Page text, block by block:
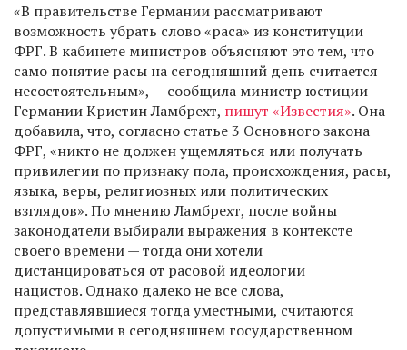
«В правительстве Германии рассматривают
возможность убрать слово «раса» из конституции
ФРГ. В кабинете министров объясняют это тем, что
само понятие расы на сегодняшний день считается
несостоятельным», — сообщила министр юстиции
Германии Кристин Ламбрехт, пишут «Известия». Она
добавила, что, согласно статье 3 Основного закона
ФРГ, «никто не должен ущемляться или получать
привилегии по признаку пола, происхождения, расы,
языка, веры, религиозных или политических
взглядов». По мнению Ламбрехт, после войны
законодатели выбирали выражения в контексте
своего времени — тогда они хотели
дистанцироваться от расовой идеологии
нацистов. Однако далеко не все слова,
представлявшиеся тогда уместными, считаются
допустимыми в сегодняшнем государственном